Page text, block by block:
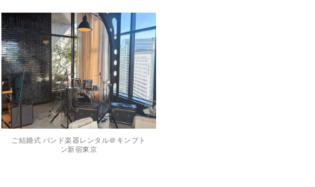
ご結婚式 バンド楽器レンタル＠キンプト
ン新宿東京